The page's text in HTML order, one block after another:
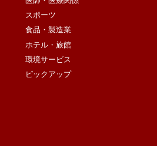
スポーツ
食品・製造業
ホテル・旅館
環境サービス
ピックアップ